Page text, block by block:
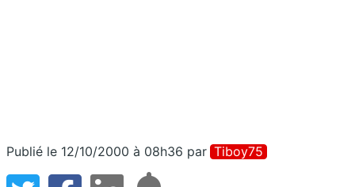
Publié le 12/10/2000 à 08h36 par Tiboy75